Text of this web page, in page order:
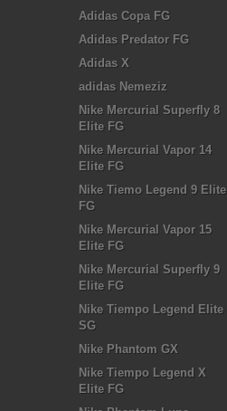
Adidas Copa FG
Adidas Predator FG
Adidas X
adidas Nemeziz
Nike Mercurial Superfly 8
Elite FG
Nike Mercurial Vapor 14
Elite FG
Nike Tiemo Legend 9 Elite
FG
Nike Mercurial Vapor 15
Elite FG
Nike Mercurial Superfly 9
Elite FG
Nike Tiempo Legend Elite
SG
Nike Phantom GX
Nike Tiempo Legend X
Elite FG